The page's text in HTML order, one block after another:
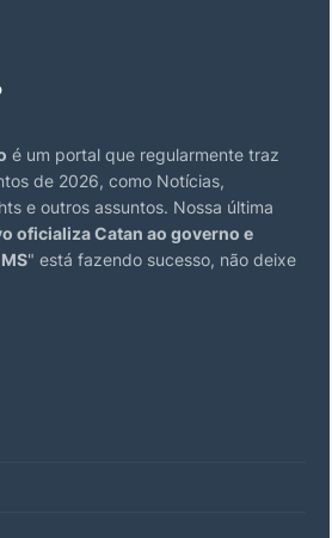
é um portal que regularmente traz
de 2026, como Notícias,
e outros assuntos. Nossa última
oficializa Catan ao governo e
" está fazendo sucesso, não deixe